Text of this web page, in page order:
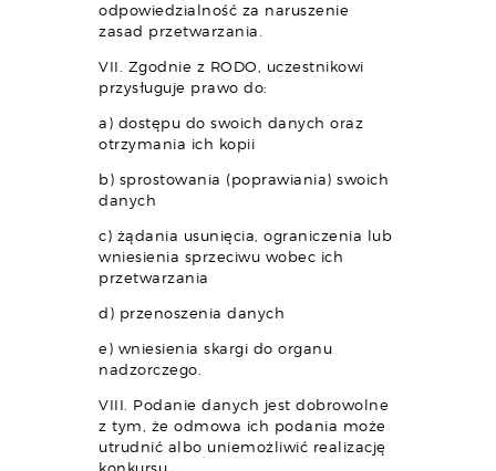
odpowiedzialność za naruszenie
zasad przetwarzania.
VII. Zgodnie z RODO, uczestnikowi
przysługuje prawo do:
a) dostępu do swoich danych oraz
otrzymania ich kopii
b) sprostowania (poprawiania) swoich
danych
c) żądania usunięcia, ograniczenia lub
wniesienia sprzeciwu wobec ich
przetwarzania
d) przenoszenia danych
e) wniesienia skargi do organu
nadzorczego.
VIII. Podanie danych jest dobrowolne
z tym, że odmowa ich podania może
utrudnić albo uniemożliwić realizację